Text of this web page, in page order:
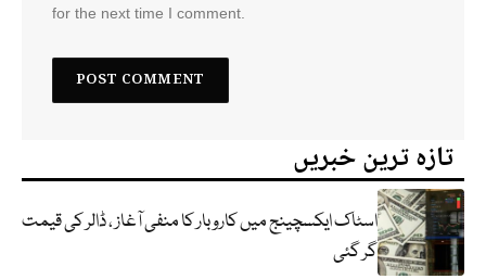
for the next time I comment.
تازہ ترین خبریں
اسٹاک ایکسچینج میں کاروبار کا منفی آغاز ، ڈالر کی قیمت
گر گئی